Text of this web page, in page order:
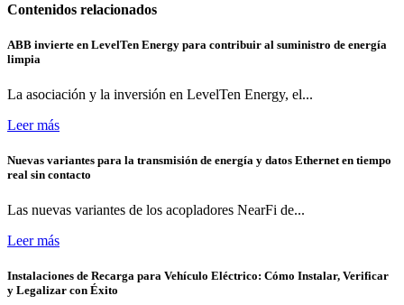
Contenidos relacionados
ABB invierte en LevelTen Energy para contribuir al suministro de energía
limpia
La asociación y la inversión en LevelTen Energy, el...
Leer más
Nuevas variantes para la transmisión de energía y datos Ethernet en tiempo
real sin contacto
Las nuevas variantes de los acopladores NearFi de...
Leer más
Instalaciones de Recarga para Vehículo Eléctrico: Cómo Instalar, Verificar
y Legalizar con Éxito